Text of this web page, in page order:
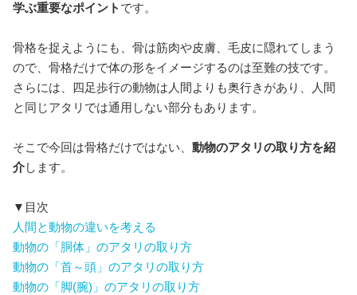
学ぶ重要なポイント です。
骨格を捉えようにも、骨は筋肉や皮膚、毛皮に隠れてしまう
ので、骨格だけで体の形をイメージするのは至難の技です。
さらには、四足歩行の動物は人間よりも奥行きがあり、人間
と同じアタリでは通用しない部分もあります。
そこで今回は骨格だけではない、 動物のアタリの取り方を紹
介します。
▼目次
人間と動物の違いを考える
動物の「胴体」のアタリの取り方
動物の「首～頭」のアタリの取り方
動物の「脚(腕)」のアタリの取り方